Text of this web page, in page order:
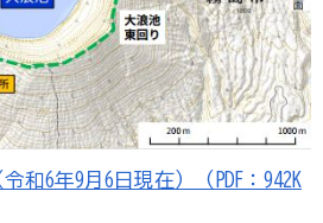
和6年9月6日現在）（PDF：942K